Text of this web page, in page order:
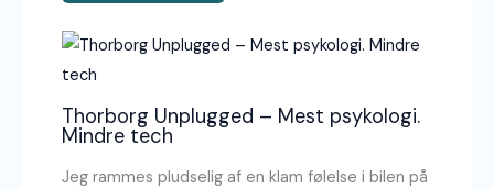
Thorborg Unplugged – Mest psykologi.
Mindre tech
Jeg rammes pludselig af en klam følelse i bilen på